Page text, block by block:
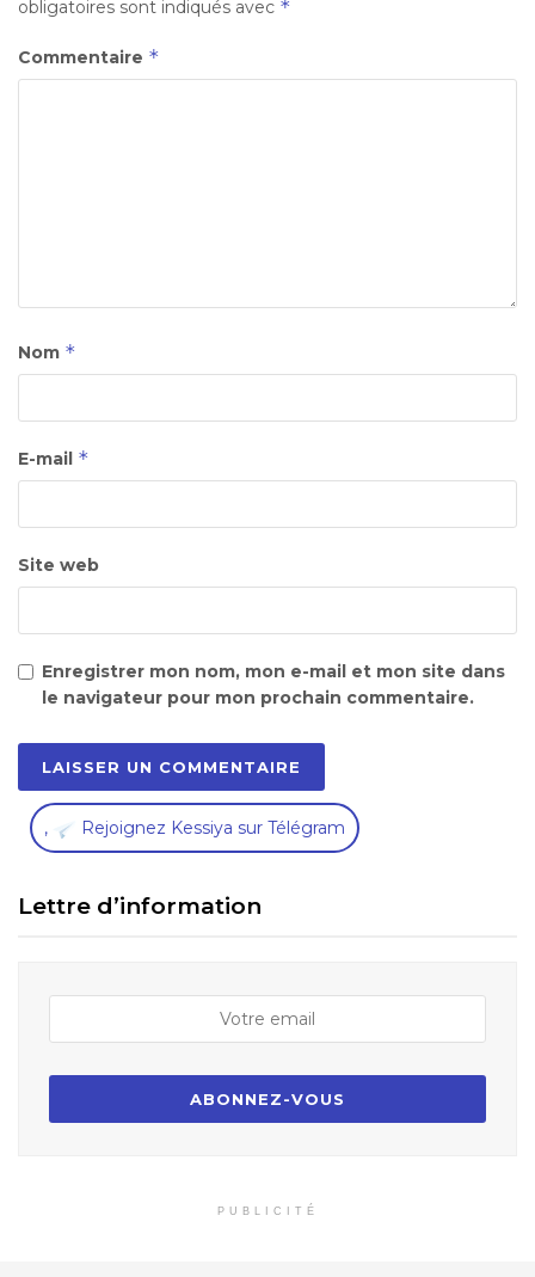
obligatoires sont indiqués avec *
Commentaire *
Nom *
E-mail *
Site web
Enregistrer mon nom, mon e-mail et mon site dans
le navigateur pour mon prochain commentaire.
, Rejoignez Kessiya sur Télégram
Lettre d’information
PUBLICITÉ